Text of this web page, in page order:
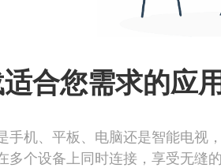
合您需求的应
机、平板、电脑还是智能电视
个设备上同时连接，享受无缝的